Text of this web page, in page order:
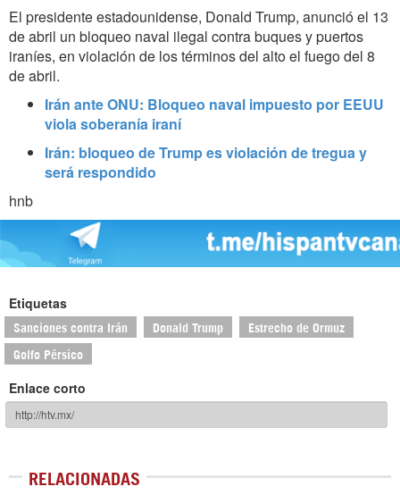
El presidente estadounidense, Donald Trump, anunció el 13
de abril un bloqueo naval ilegal contra buques y puertos
iraníes, en violación de los términos del alto el fuego del 8
de abril.
Irán ante ONU: Bloqueo naval impuesto por EEUU
viola soberanía iraní
Irán: bloqueo de Trump es violación de tregua y
será respondido
hnb
Etiquetas
Sanciones contra Irán Donald Trump Estrecho de Ormuz
Golfo Pérsico
Enlace corto
RELACIONADAS